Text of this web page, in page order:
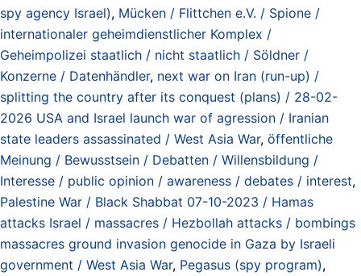
spy agency Israel), Mücken / Flittchen e.V. / Spione /
internationaler geheimdienstlicher Komplex /
Geheimpolizei staatlich / nicht staatlich / Söldner /
Konzerne / Datenhändler, next war on Iran (run-up) /
splitting the country after its conquest (plans) / 28-02-
2026 USA and Israel launch war of agression / Iranian
state leaders assassinated / West Asia War, öffentliche
Meinung / Bewusstsein / Debatten / Willensbildung /
Interesse / public opinion / awareness / debates / interest,
Palestine War / Black Shabbat 07-10-2023 / Hamas
attacks Israel / massacres / Hezbollah attacks / bombings
massacres ground invasion genocide in Gaza by Israeli
government / West Asia War, Pegasus (spy program),